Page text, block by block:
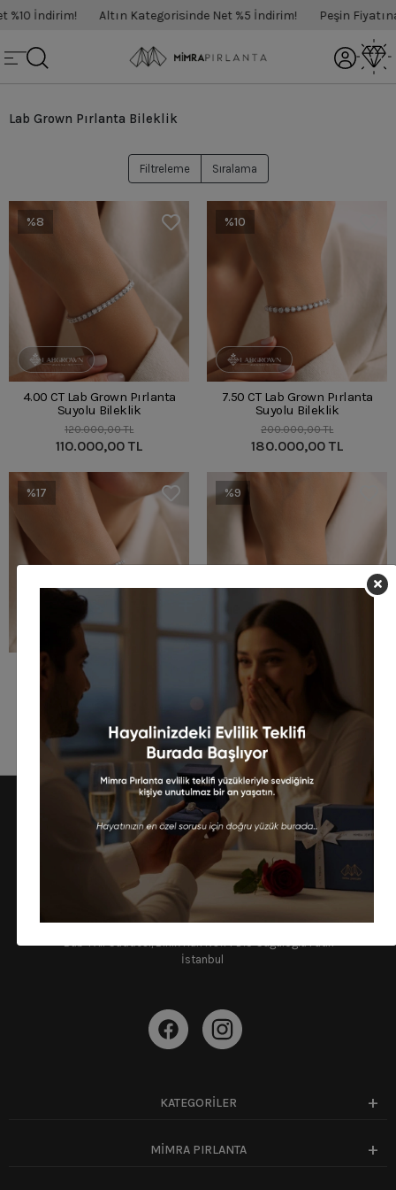
İndirim! Altın Kategorisinde Net %5 İndirim! Peşin
Lab Grown Pırlanta Bileklik
Filtreleme Sıralama
%8
4.00 CT Lab Grown Pırlanta
Suyolu Bileklik
120.000,00 TL
110.000,00 TL
%10
7.50 CT Lab Grown Pırlanta
Suyolu Bileklik
200.000,00 TL
180.000,00 TL
%17
4.00 CT Lab Grown Pırlanta
Suyolu Bileklik
120.000,00 TL
100.000,00 TL
%9
6.00 CT Lab Grown Pırlanta
Suyolu Bileklik
155.000,00 TL
BİZE ULAŞIN!
Hafta içi 10:30 - 18:00 Cumartesi 10:30 - 15:00 saatleri
arasında ulaşabilirsiniz.
info@mimrapirlanta.com
Bab-ı Ali Caddesi, Birlik Han NO:14 D:5 Cağaloğlu Fatih -
İstanbul
KATEGORİLER
MİMRA PIRLANTA